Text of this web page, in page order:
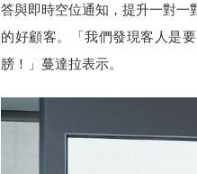
答與即時空位通知，提升一對一
的好顧客。「我們發現客人是
膀！」蔓達拉表示。